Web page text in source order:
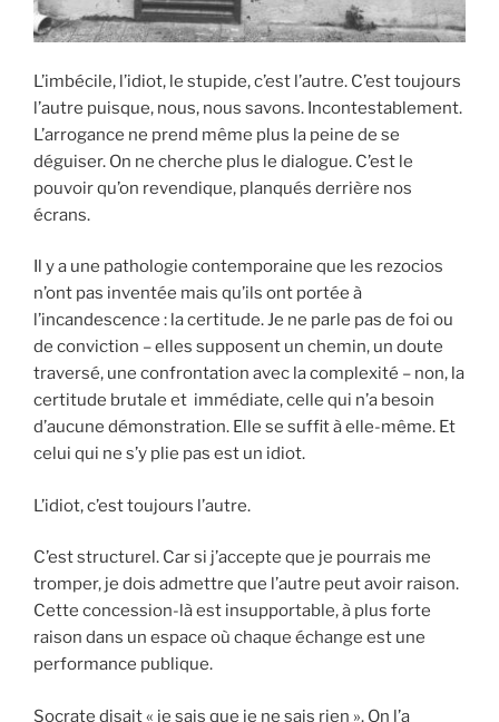
L’imbécile, l’idiot, le stupide, c’est l’autre. C’est toujours
l’autre puisque, nous, nous savons. Incontestablement.
L’arrogance ne prend même plus la peine de se
déguiser. On ne cherche plus le dialogue. C’est le
pouvoir qu’on revendique, planqués derrière nos
écrans.
Il y a une pathologie contemporaine que les rezocios
n’ont pas inventée mais qu’ils ont portée à
l’incandescence : la certitude. Je ne parle pas de foi ou
de conviction – elles supposent un chemin, un doute
traversé, une confrontation avec la complexité – non, la
certitude brutale et immédiate, celle qui n’a besoin
d’aucune démonstration. Elle se suffit à elle-même. Et
celui qui ne s’y plie pas est un idiot.
L’idiot, c’est toujours l’autre.
C’est structurel. Car si j’accepte que je pourrais me
tromper, je dois admettre que l’autre peut avoir raison.
Cette concession-là est insupportable, à plus forte
raison dans un espace où chaque échange est une
performance publique.
Socrate disait « je sais que je ne sais rien ». On l’a